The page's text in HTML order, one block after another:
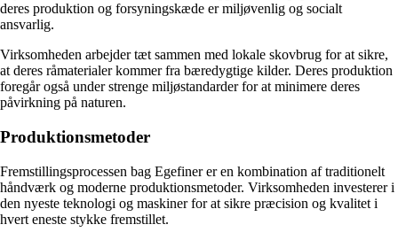
deres produktion og forsyningskæde er miljøvenlig og socialt
ansvarlig.
Virksomheden arbejder tæt sammen med lokale skovbrug for at sikre,
at deres råmaterialer kommer fra bæredygtige kilder. Deres produktion
foregår også under strenge miljøstandarder for at minimere deres
påvirkning på naturen.
Produktionsmetoder
Fremstillingsprocessen bag Egefiner er en kombination af traditionelt
håndværk og moderne produktionsmetoder. Virksomheden investerer i
den nyeste teknologi og maskiner for at sikre præcision og kvalitet i
hvert eneste stykke fremstillet.